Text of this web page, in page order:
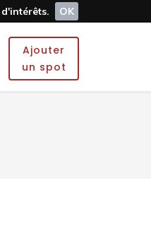
OK
Ajouter
un spot